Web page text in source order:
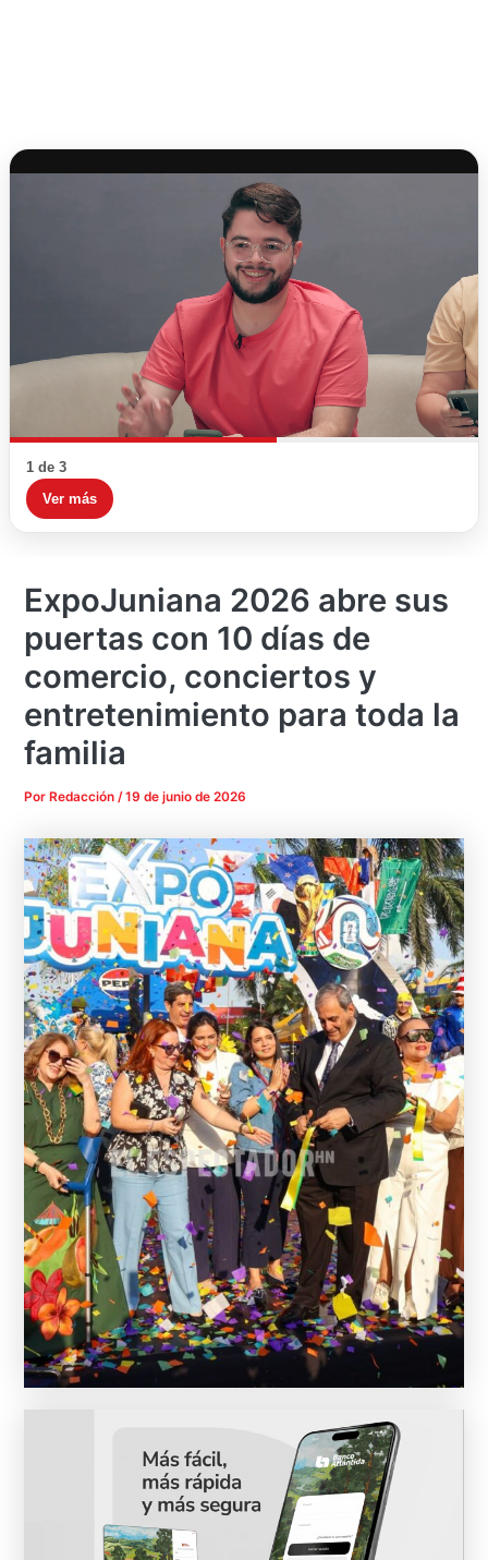
1 de 3
Ver más
ExpoJuniana 2026 abre sus
puertas con 10 días de
comercio, conciertos y
entretenimiento para toda la
familia
Por Redacción/19 de junio de 2026